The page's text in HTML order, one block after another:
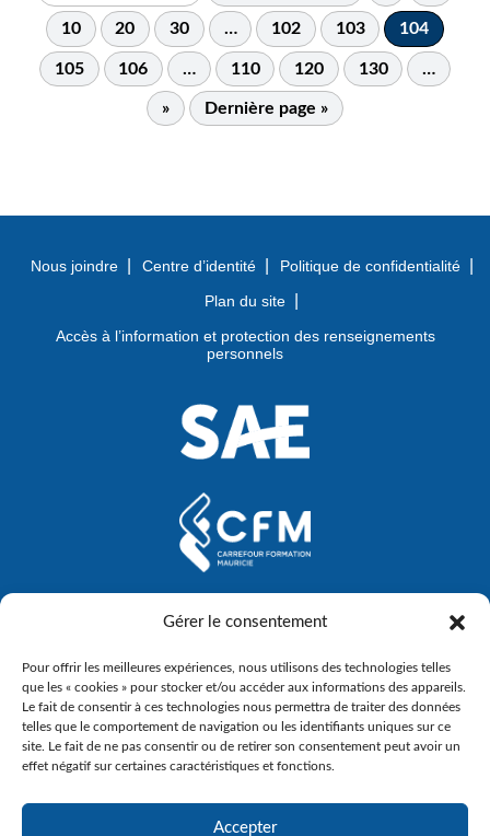
Gérer le consentement
Pour offrir les meilleures expériences, nous utilisons des technologies telles
que les « cookies » pour stocker et/ou accéder aux informations des appareils.
Le fait de consentir à ces technologies nous permettra de traiter des données
telles que le comportement de navigation ou les identifiants uniques sur ce
site. Le fait de ne pas consentir ou de retirer son consentement peut avoir un
effet négatif sur certaines caractéristiques et fonctions.
Accepter
10 20 30 … 102 103 104
105 106 … 110 120 130 …
» Dernière page »
Nous joindre Centre d’identité
Politique de confidentialité
Plan du site
Accès à l’information et protection des renseignements
personnels